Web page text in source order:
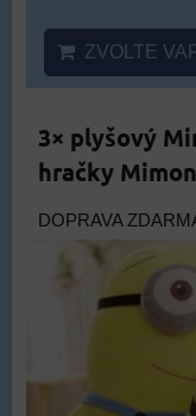
ZVOLTE
3× plyšový
hračky
DOPRAVA